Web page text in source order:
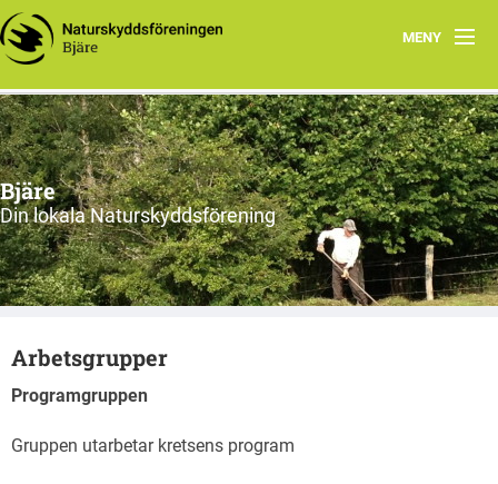
MENY
Hem
Om oss
Styrelsen
Program
Vad vi gör!
Bjäre
Din lokala Naturskyddsförening
Arbetsgrupper
Programgruppen
Gruppen utarbetar kretsens program